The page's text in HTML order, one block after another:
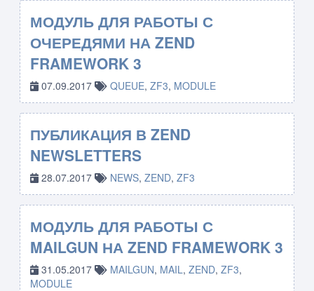
МОДУЛЬ ДЛЯ РАБОТЫ С
ОЧЕРЕДЯМИ НА ZEND
FRAMEWORK 3
07.09.2017 QUEUE, ZF3, MODULE
ПУБЛИКАЦИЯ В ZEND
NEWSLETTERS
28.07.2017 NEWS, ZEND, ZF3
МОДУЛЬ ДЛЯ РАБОТЫ С
MAILGUN НА ZEND FRAMEWORK 3
31.05.2017 MAILGUN, MAIL, ZEND, ZF3,
MODULE